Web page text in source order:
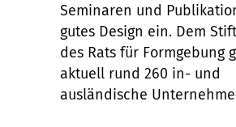
Seminaren und
gutes Design ein. Dem
des Rats für Formgebung
aktuell rund 260 in- und
ausländische